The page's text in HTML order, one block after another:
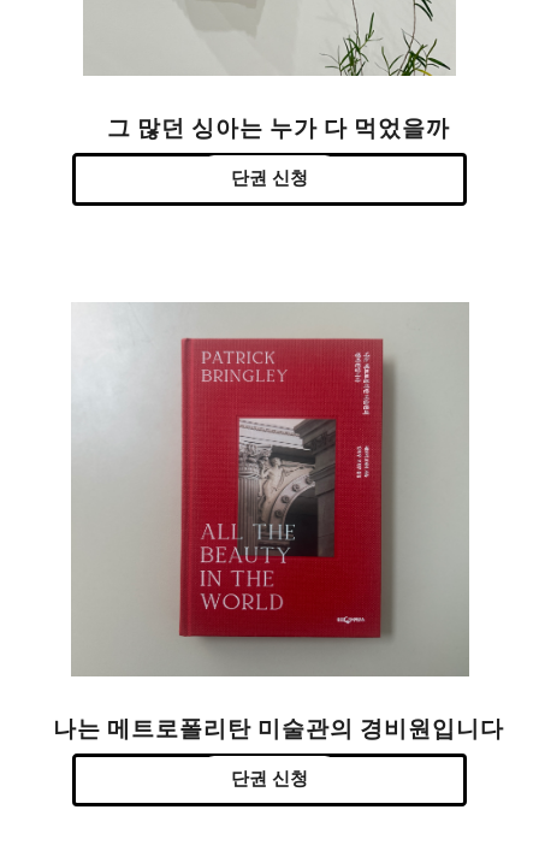
그 많던 싱아는 누가 다 먹었을까
단권 신청
나는 메트로폴리탄 미술관의 경비원입니다
단권 신청